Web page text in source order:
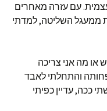
עם עזרה מאחרים
ממעגל השליטה, למדתי
או מה אני צריכה
והתחלתי לאבד
ככה, עדיין כפיתי